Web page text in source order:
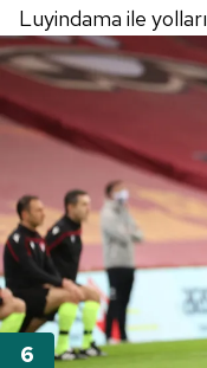
Luyindama ile